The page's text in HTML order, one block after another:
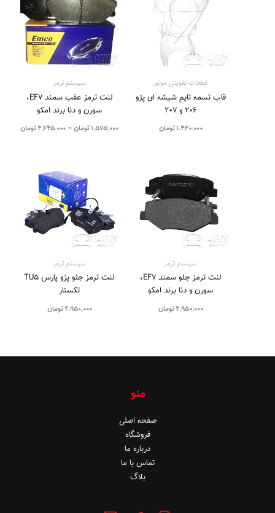
قطعات تقویتی موتور
قاب تسمه تایم شیشه ای پژو
۲۰۶ و ۲۰۷
1.430.000 تومان
سیستم‌ ترمز
لنت ترمز عقب سمند EF7،
سورن و دنا برند امکو
1.575.000تومان–
4.645.000تومان
4.645.000
سیستم‌ ترمز
لنت ترمز جلو سمند EF7،
سورن و دنا برند امکو
4.950.000 تومان
سیستم‌ ترمز
لنت ترمز جلو پژو پارس TU5
تکستار
4.950.000 تومان
منو
صفحه اصلی
فروشگاه
درباره ما
تماس با ما
بلاگ